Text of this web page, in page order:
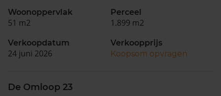
Woonoppervlak
51 m2
Perceel
1.899 m2
Verkoopdatum
24 juni 2026
Verkoopprijs
Koopsom opvragen
De Omloop 23